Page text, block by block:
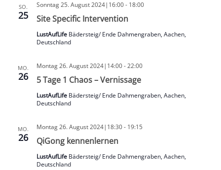
SO.
25 Site Specific Intervention
Sonntag 25. August 2024|16:00- 18:00
LustAufLife Bädersteig/ Ende Dahmengraben, Aachen,
Deutschland
MO.
26 5 Tage 1 Chaos – Vernissage
Montag 26. August 2024|14:00-22:00
LustAufLife Bädersteig/ Ende Dahmengraben, Aachen,
Deutschland
MO.
26 QiGong kennenlernen
Montag 26. August 2024|18:30- 19:15
LustAufLife Bädersteig/ Ende Dahmengraben, Aachen,
Deutschland